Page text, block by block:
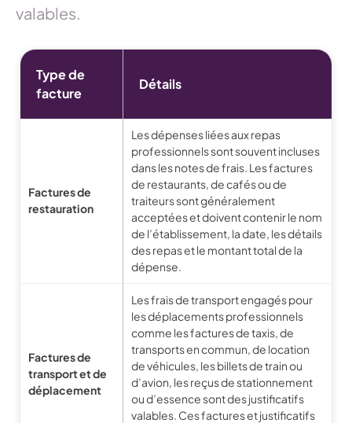
valables.
Type de
facture
Détails
Factures de
restauration
Les dépenses liées aux repas
professionnels sont souvent incluses
dans les notes de frais. Les factures
de restaurants, de cafés ou de
traiteurs sont généralement
acceptées et doivent contenir le nom
de l’établissement, la date, les détails
des repas et le montant total de la
dépense.
Factures de
transportet de
déplacement
Les frais de transport engagés pour
les déplacements professionnels
comme les factures de taxis, de
transports en commun, de location
de véhicules, les billets de train ou
d’avion, les reçus de stationnement
ou d’essence sont des justificatifs
valables. Ces factures et justificatifs